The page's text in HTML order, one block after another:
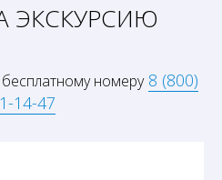
ЭКСКУРСИЮ
номеру 8 (800)
14-47